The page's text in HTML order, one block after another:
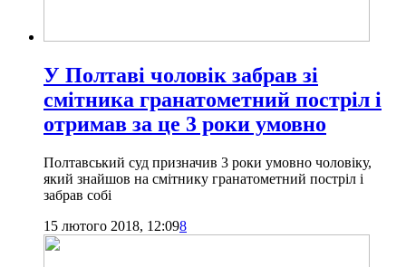
У Полтаві чоловік забрав зі
смітника гранатометний постріл і
отримав за це 3 роки умовно
Полтавський суд призначив 3 роки умовно чоловіку,
який знайшов на смітнику гранатометний постріл і
забрав собі
15 лютого 2018, 12:098